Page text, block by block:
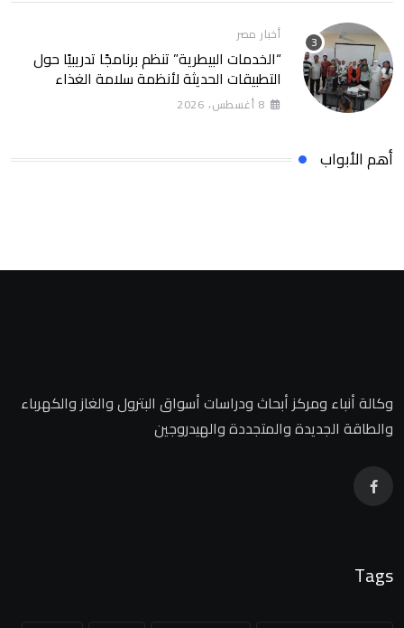
أخبار مصر
“الخدمات البيطرية” تنظم برنامجًا تدريبيًا حول
التطبيقات الحديثة لأنظمة سلامة الغذاء
8 أغسطس، 2026
أهم الأبواب
وكالة أنباء ومركز أبحاث ودراسات أسواق البترول والغاز والكهرباء
والطاقة الجديدة والمتجددة والهيدروجين
Tags